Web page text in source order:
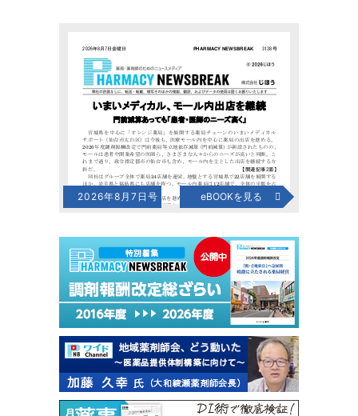
2026年8月7日号 eBOOKを見る